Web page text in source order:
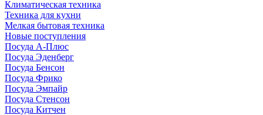
Климатическая техника
Техника для кухни
Мелкая бытовая техника
Новые поступления
Посуда А-Плюс
Посуда Эденберг
Посуда Бенсон
Посуда Фрико
Посуда Эмпайр
Посуда Стенсон
Посуда Китчен